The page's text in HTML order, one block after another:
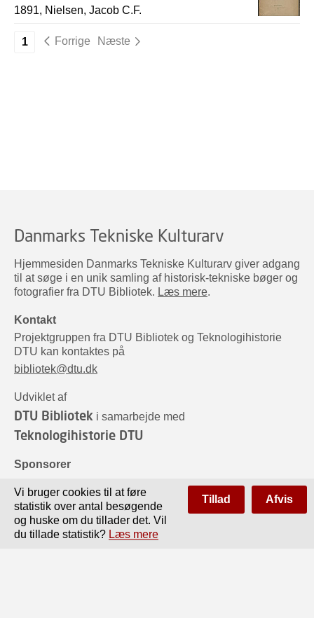
"Thorne"
1891, Nielsen, Jacob C.F.
1 Forrige Næste
Danmarks Tekniske Kulturarv
Hjemmesiden Danmarks Tekniske Kulturarv giver adgang
til at søge i en unik samling af historisk-tekniske bøger og
fotografier fra DTU Bibliotek. Læs mere.
Kontakt
Projektgruppen fra DTU Bibliotek og Teknologihistorie
DTU kan kontaktes på
bibliotek@dtu.dk
Udviklet af
DTU Bibliotek i samarbejde med
Teknologihistorie DTU
Sponsorer
Vi bruger cookies til at føre
statistik over antal besøgende
og huske om du tillader det. Vil
du tillade statistik? Læs mere
Tillad Afvis